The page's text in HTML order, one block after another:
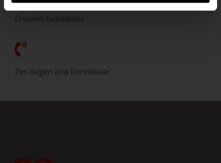
Ervaren tuinadvies
Zes dagen p/w bereikbaar